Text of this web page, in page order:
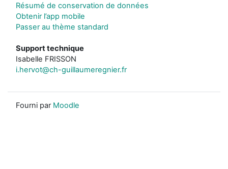
Résumé de conservation de données
Obtenir l’app mobile
Passer au thème standard
Support technique
Isabelle FRISSON
i.hervot@ch-guillaumeregnier.fr
Fourni par Moodle